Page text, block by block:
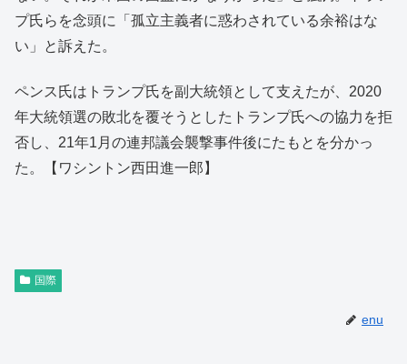
プ氏らを念頭に「孤立主義者に惑わされている余裕はな
い」と訴えた。
ペンス氏はトランプ氏を副大統領として支えたが、2020
年大統領選の敗北を覆そうとしたトランプ氏への協力を拒
否し、21年1月の連邦議会襲撃事件後にたもとを分かっ
た。【ワシントン西田進一郎】
国際
enu